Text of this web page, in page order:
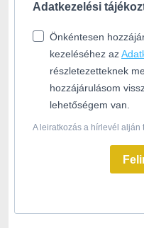
Adatkezelési
Önkéntesen
kezeléséhez az
részletezetteknek
hozzájárulásom
lehetőségem van.
A leiratkozás a hírlevél